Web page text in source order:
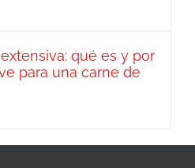
qué es y por
para una carne de